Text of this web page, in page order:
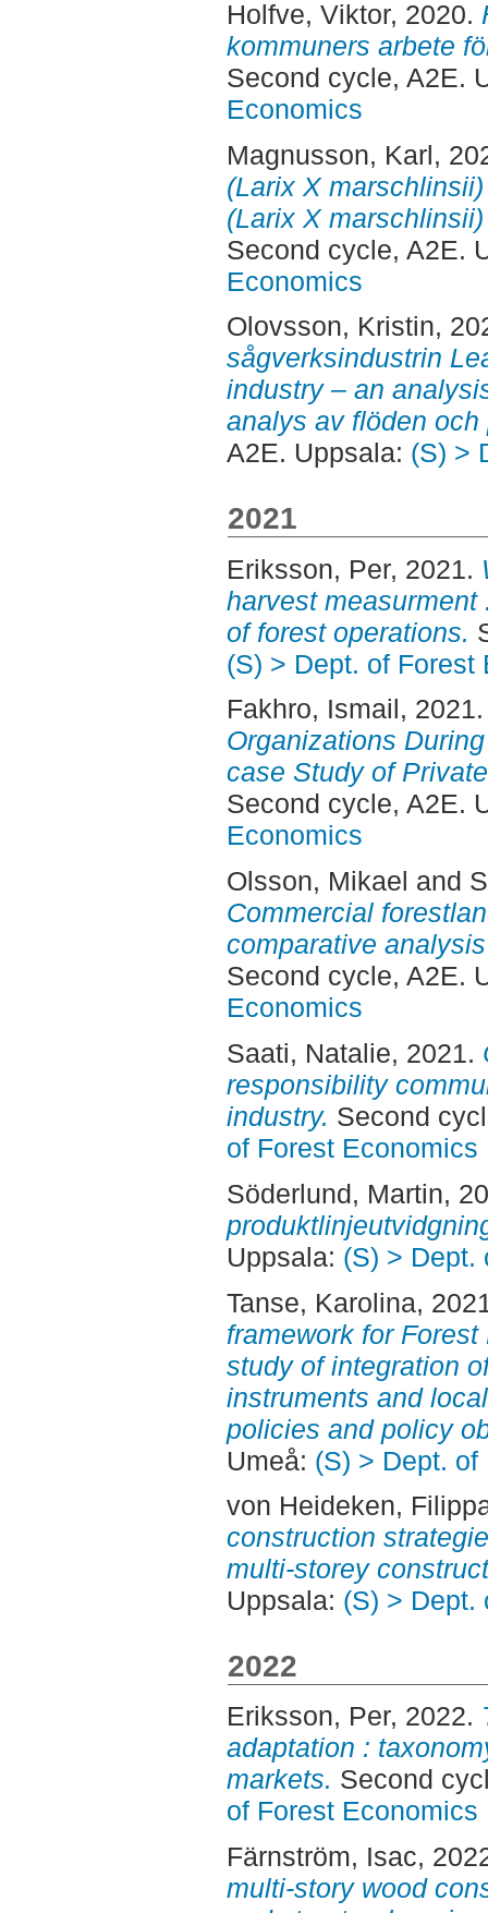
Holfve, Viktor, 2020.
kommuners arbete
Second cycle, A2E.
Economics
Magnusson, Karl,
(Larix X
(Larix X
Second cycle, A2E.
Economics
Olovsson, Kristin,
sågverksindustrin
industry – an
analys av flöden och
A2E. Uppsala: (S) >
2021
Eriksson, Per, 2021.
harvest
of forest operations.
(S) > Dept. of Forest
Fakhro, Ismail,
Organizations
case Study of
Second cycle, A2E.
Economics
Olsson, Mikael and
Commercial
comparative
Second cycle, A2E.
Economics
Saati, Natalie, 2021.
responsibility
industry. Second
of Forest Economics
Söderlund, Martin,
Uppsala: (S) > Dept.
Tanse, Karolina,
framework for
study of integration
instruments and
policies and policy
Umeå: (S) > Dept.
von Heideken,
construction
multi-storey
Uppsala: (S) > Dept.
2022
Eriksson, Per, 2022.
adaptation :
markets. Second
of Forest Economics
Färnström, Isac,
multi-story wood